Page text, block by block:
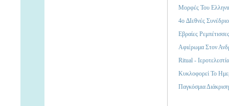
Μορφές Του
4ο ∆ιεθνές
Εβραίες Ρεμπέτισσες
Αφιέρωμα Στον
Ritual -
Κυκλοφορεί Το
Παγκόσμια